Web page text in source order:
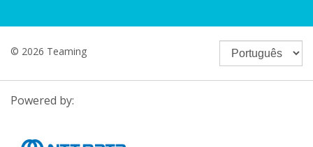
© 2026 Teaming
Powered by: